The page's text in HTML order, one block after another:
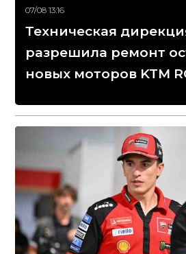
07/08 13:16
Техническая
разрешила ремонт
новых моторов KTM